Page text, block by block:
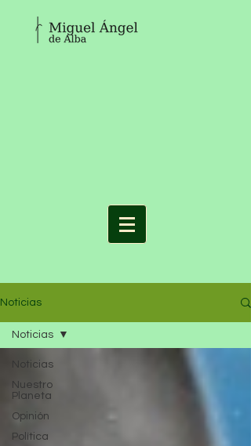
Noticias
Noticias
Nuestro
Planeta
Opinión
Política
Noticias